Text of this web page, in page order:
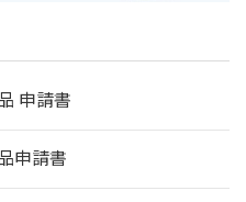
申請書
申請書